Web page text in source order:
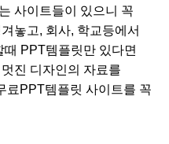
사이트들이 있으니 꼭
놓고, 회사, 학교등에서
PPT템플릿만 있다면
진 디자인의 자료를
료PPT템플릿 사이트를 꼭